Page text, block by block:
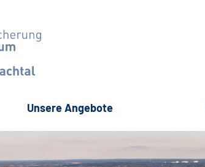
Unsere Angebote